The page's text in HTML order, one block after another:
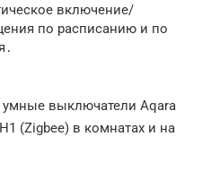
включение/
по расписанию и по
умные выключатели Aqara
(Zigbee) в комнатах и на